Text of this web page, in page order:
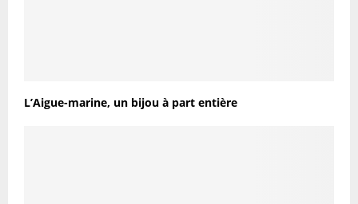
L’Aigue-marine, un bijou à part entière